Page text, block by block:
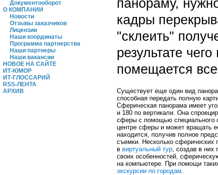
Документооборот
О КОМПАНИИ
Новости
Отзывы заказчиков
Лицензии
Наши координаты
Программа партнерства
Наши партнеры
Наши вакансии
НОВОЕ НА САЙТЕ
ИТ-ЮМОР
ИТ-ГЛОССАРИЙ
RSS-ЛЕНТА
АРХИВ
панораму,
кадры
"склеить"
результате
помещается
Существует еще один вид
способная передать полную
Сферическая панорама имеет
и 180 по вертикали. Она
сферы с помощью специального
центре сферы и может вращать
находится, получив полное
съемки. Несколько сферических
в виртуальный тур , создав в
своих особенностей,
на компьютере. При помощи
экскурсии по городам